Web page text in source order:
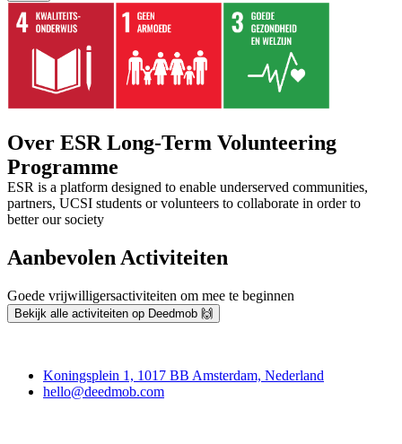
Over ESR Long-Term Volunteering
Programme
ESR is a platform designed to enable underserved communities,
partners, UCSI students or volunteers to collaborate in order to
better our society
Aanbevolen Activiteiten
Goede vrijwilligersactiviteiten om mee te beginnen
Bekijk alle activiteiten op Deedmob 🙌
Koningsplein 1, 1017 BB Amsterdam, Nederland
hello@deedmob.com